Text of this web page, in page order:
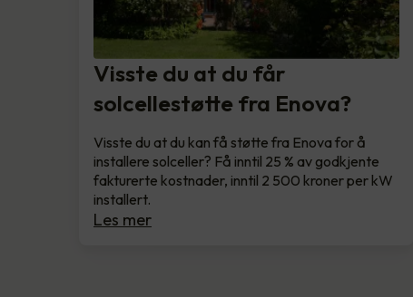
Visste du at du får
solcellestøtte fra Enova?
Visste du at du kan få støtte fra Enova for å
installere solceller? Få inntil 25 % av godkjente
fakturerte kostnader, inntil 2 500 kroner per kW
installert.
Les mer